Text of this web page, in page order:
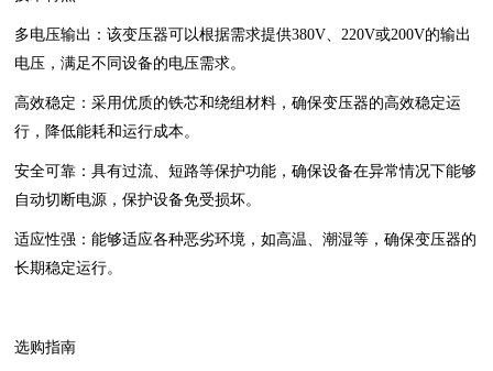
多电压输出‌：该变压器可以根据需求提供380V、220V或200V的输出
电压，满足不同设备的电压需求。
高效稳定‌：采用优质的铁芯和绕组材料，确保变压器的高效稳定运
行，降低能耗和运行成本。
安全可靠‌：具有过流、短路等保护功能，确保设备在异常情况下能够
自动切断电源，保护设备免受损坏。
适应性强‌：能够适应各种恶劣环境，如高温、潮湿等，确保变压器的
长期稳定运行。
选购指南